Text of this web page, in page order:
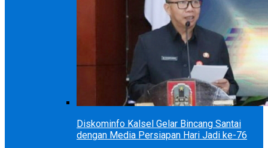
Diskominfo Kalsel Gelar Bincang Santai
dengan Media Persiapan Hari Jadi ke-76